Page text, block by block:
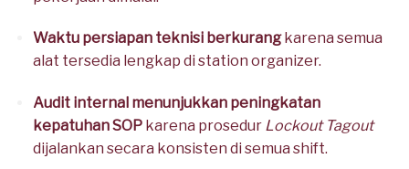
Waktu persiapan teknisi berkurangkarena semua
alat tersedia lengkap di station organizer.
Audit internal menunjukkan peningkatan
kepatuhan SOPkarena prosedur Lockout Tagout
dijalankan secara konsisten di semua shift.